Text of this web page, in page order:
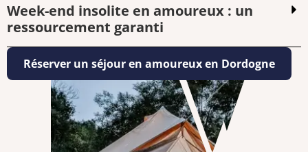
Week-end insolite en amoureux : un
ressourcement garanti
Réserver un séjour en amoureux en Dordogne